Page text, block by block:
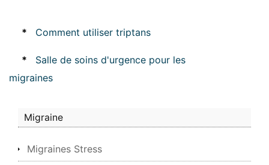
* Comment utiliser triptans
*
Salle de soins d'urgence pour les
migraines
Migraine
Migraines Stress